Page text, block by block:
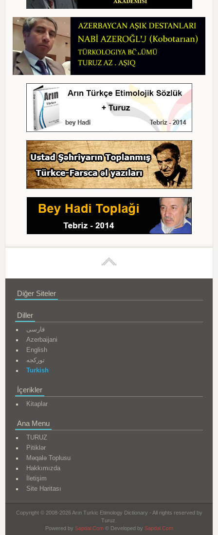
Diğer Siteler
Diller
فارسی
Azerbaijani
English
تورکجه
Turkish
İçerikler
Kitaplar
Ana Menu
TURUZ
Pitiklər
Məqalə Toplusu
Hakkımızda
İletişim
Site Haritası
Copyright © 2008-2026 Arın Turkic Etimology Dictionary - All rights reserved by
Turuz.
Powered by Sapdal.Com© Developed by Sapdal.Com